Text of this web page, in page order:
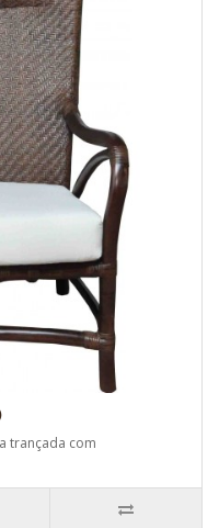
trançada com